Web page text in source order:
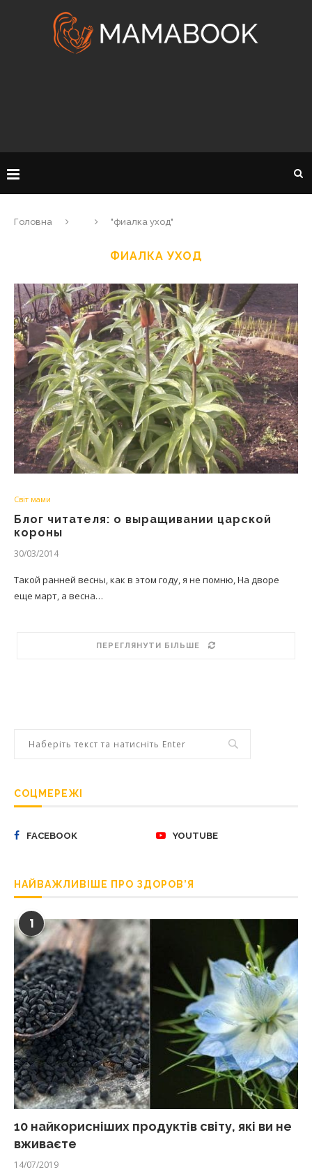
Головна "фиалка уход"
ФИАЛКА УХОД
Світ мами
Блог читателя: о выращивании царской
короны
30/03/2014
Такой ранней весны, как в этом году, я не помню, На дворе
еще март, а весна…
ПЕРЕГЛЯНУТИ БІЛЬШЕ
СОЦМЕРЕЖІ
FACEBOOK YOUTUBE
НАЙВАЖЛИВІШЕ ПРО ЗДОРОВ’Я
1
10 найкорисніших продуктів світу, які ви не
вживаєте
14/07/2019